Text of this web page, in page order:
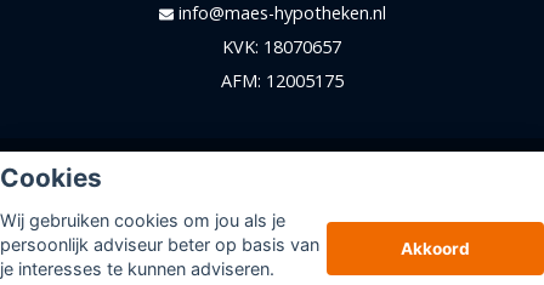
Cookies
Wij gebruiken cookies om jou als je
persoonlijk adviseur beter op basis van
je interesses te kunnen adviseren.
Akkoord
info@maes-hypotheken.nl
KVK: 18070657
AFM: 12005175
Sitemap
Disclaimer